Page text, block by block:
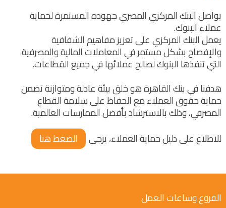
يواصل البنك المركزي المصري جهوده المستمرة لحماية
عملاء البنوك.
يعمل البنك المركزي على تعزيز مفاهيم الشفافية
والإفصاح بشكل مستمر في المعاملات المالية والمصرفية
التي تنفذها البنوك لصالح عملائها في جميع القطاعات.
هدفنا في بنك القاهرة هو خلق بيئة عادلة ومتوازنة تضمن
حماية حقوق العملاء مع الحفاظ على سلامة القطاع
المصرفي، وذلك بالاسترشاد بأفضل الممارسات العالمية.
للاطلاع على دليل حماية العملاء، يرجى
الضغط هنا
الفروع وساعات العمل